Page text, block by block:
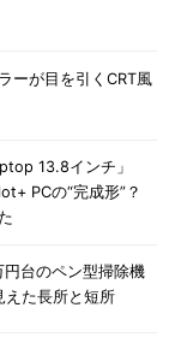
ーが目を引くCRT風
13.8インチ」
PCの“完成形”？
台のペン型掃除機
た長所と短所